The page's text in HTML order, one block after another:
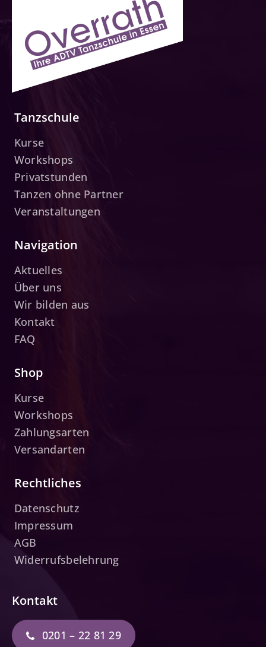
Tanzschule
Kurse
Workshops
Privatstunden
Tanzen ohne Partner
Veranstaltungen
Navigation
Aktuelles
Über uns
Wir bilden aus
Kontakt
FAQ
Kontakt
0201 – 22 81 29
Shop
Kurse
Workshops
Zahlungsarten
Versandarten
Rechtliches
Datenschutz
Impressum
AGB
Widerrufsbelehrung